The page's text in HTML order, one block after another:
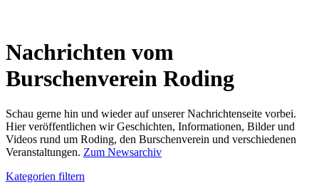
Nachrichten vom
Burschenverein Roding
Schau gerne hin und wieder auf unserer Nachrichtenseite vorbei.
Hier veröffentlichen wir Geschichten, Informationen, Bilder und
Videos rund um Roding, den Burschenverein und verschiedenen
Veranstaltungen. Zum Newsarchiv
Kategorien filtern